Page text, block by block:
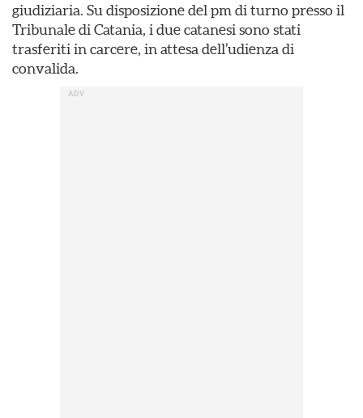
giudiziaria. Su disposizione del pm di turno presso il
Tribunale di Catania, i due catanesi sono stati
trasferiti in carcere, in attesa dell’udienza di
convalida.